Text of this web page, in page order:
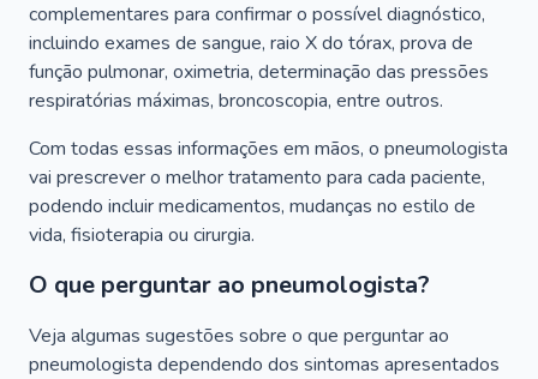
complementares para confirmar o possível diagnóstico,
incluindo exames de sangue, raio X do tórax, prova de
função pulmonar, oximetria, determinação das pressões
respiratórias máximas, broncoscopia, entre outros.
Com todas essas informações em mãos, o pneumologista
vai prescrever o melhor tratamento para cada paciente,
podendo incluir medicamentos, mudanças no estilo de
vida, fisioterapia ou cirurgia.
O que perguntar ao pneumologista?
Veja algumas sugestões sobre o que perguntar ao
pneumologista dependendo dos sintomas apresentados